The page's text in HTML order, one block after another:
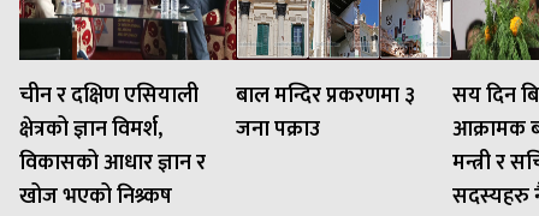
चीन र दक्षिण एसियाली
क्षेत्रको ज्ञान विमर्श,
विकासको आधार ज्ञान र
खोज भएको निश्र्कष
बाल मन्दिर प्रकरणमा ३
जना पक्राउ
सय दिन
आक्रामक
मन्त्री र
सदस्यहरु